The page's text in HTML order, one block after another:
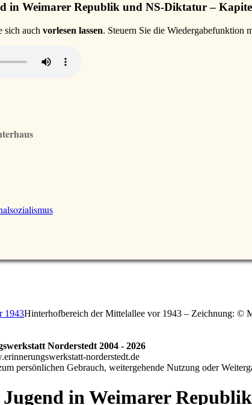
in Weimarer Republik und NS-Diktatur –
sich auch vorlesen lassen. Steuern Sie die Wiedergabefunktion
Hinterhofbereich der Mittelallee vor 1943 – Zeichnung: ©
Norderstedt 2004 - 2026
norderstedt.de
persönlichen Gebrauch, weitergehende Nutzung oder
in Weimarer